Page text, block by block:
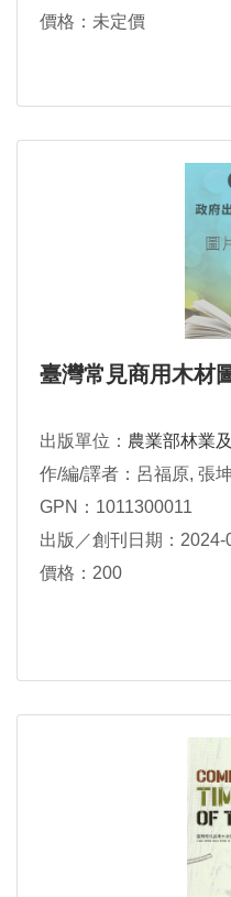
價格：未定價
臺灣常見商用木材
出版單位： 農業部林業
作/編/譯者：呂福原, 張
GPN：1011300011
出版／創刊日期：2024-
價格：200